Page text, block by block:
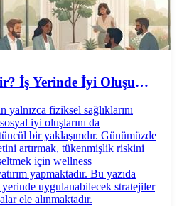
İş Yerinde İyi Oluşu
yalnızca fiziksel sağlıklarını
iyi oluşlarını da
bir yaklaşımdır. Günümüzde
artırmak, tükenmişlik riskini
için wellness
yapmaktadır. Bu yazıda
yerinde uygulanabilecek stratejiler
ele alınmaktadır.